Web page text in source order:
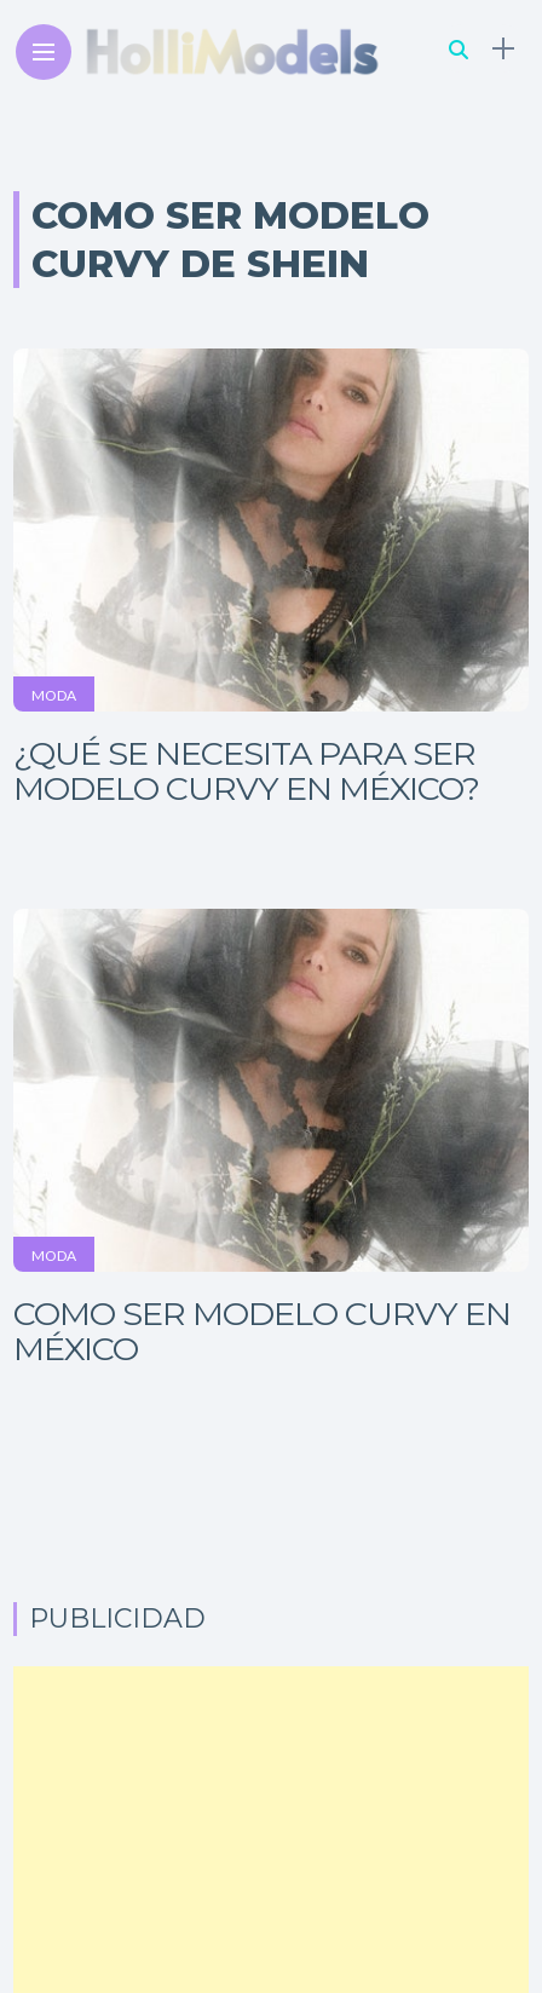
COMO SER MODELO
CURVY DE SHEIN
MODA
¿QUÉ SE NECESITA PARA SER
MODELO CURVY EN MÉXICO?
MODA
COMO SER MODELO CURVY EN
MÉXICO
PUBLICIDAD